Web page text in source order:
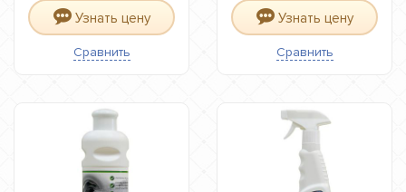
Узнать цену
Сравнить
Узнать цену
Сравнить